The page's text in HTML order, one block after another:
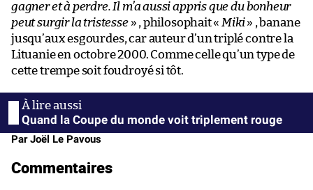
gagner et à perdre. Il m’a aussi appris que du bonheur
peut surgir la tristesse» , philosophait «Miki» , banane
jusqu’aux esgourdes, car auteur d’un triplé contre la
Lituanie en octobre 2000. Comme celle qu’un type de
cette trempe soit foudroyé si tôt.
Quand la Coupe du monde voit triplement rouge
Par Joël Le Pavous
Commentaires